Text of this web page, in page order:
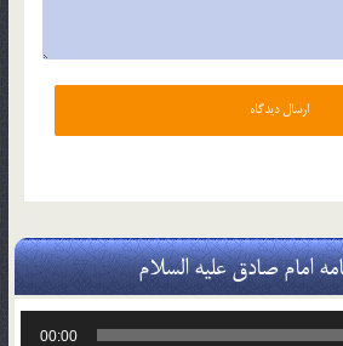
امام صادق علیه السلام
00:00